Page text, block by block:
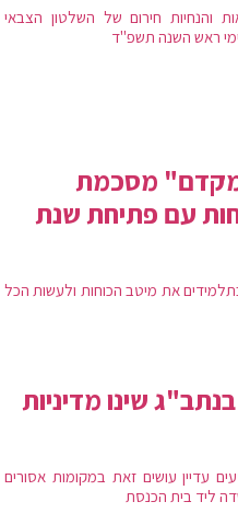
והנחיות חירום של השלטון הצבאי
ראש השנה תשפ"ד
מקדם" מסכמת
עם פתיחת שנת
את מיטב הכוחות ולעשות הכל
שינו מדיניות
עדיין עושים זאת במקומות אסורים
ליד בית הכנסת